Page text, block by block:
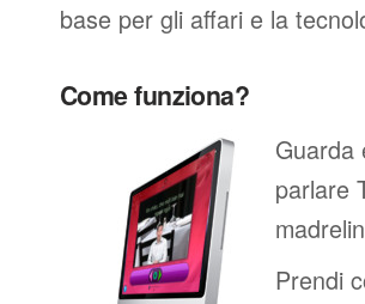
base per gli affari e la
Come funziona?
Guarda
parlare
Prendi